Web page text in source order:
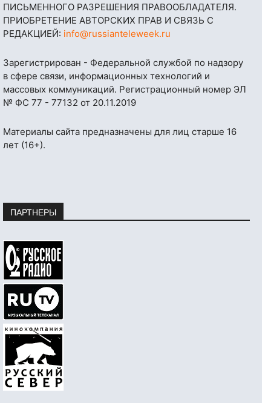
ПИСЬМЕННОГО РАЗРЕШЕНИЯ ПРАВООБЛАДАТЕЛЯ.
ПРИОБРЕТЕНИЕ АВТОРСКИХ ПРАВ И СВЯЗЬ С
РЕДАКЦИЕЙ: info@russianteleweek.ru
Зарегистрирован - Федеральной службой по надзору
в сфере связи, информационных технологий и
массовых коммуникаций. Регистрационный номер ЭЛ
№ ФС 77 - 77132 от 20.11.2019
Материалы сайта предназначены для лиц старше 16
лет (16+).
ПАРТНЕРЫ